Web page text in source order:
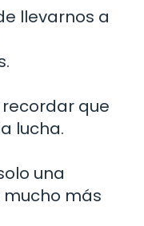
llevarnos a
que
lucha.
una
más